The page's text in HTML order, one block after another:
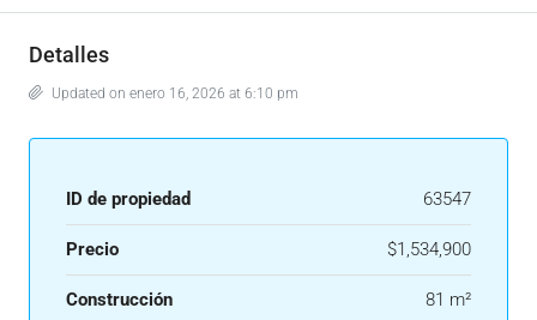
Detalles
Updated on enero 16, 2026 at 6:10 pm
ID de propiedad 63547
Precio $1,534,900
Construcción 81 m²